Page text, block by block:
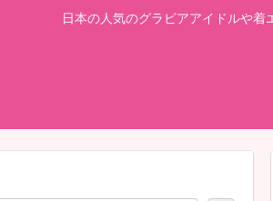
日本の人気のグラビアアイドルや着